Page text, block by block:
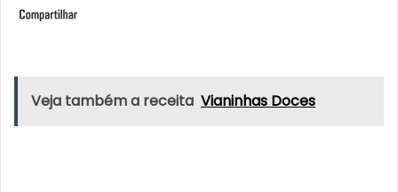
Veja também a receita Vianinhas Doces